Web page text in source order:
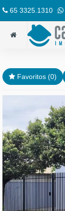
65 3325.1310
Favoritos (0)